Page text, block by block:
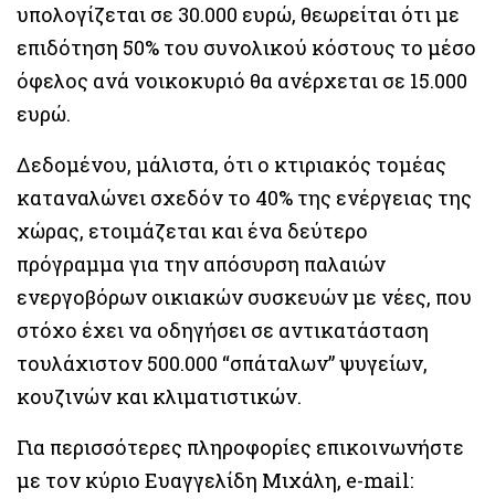
υπολογίζεται σε 30.000 ευρώ, θεωρείται ότι με
επιδότηση 50% του συνολικού κόστους το μέσο
όφελος ανά νοικοκυριό θα ανέρχεται σε 15.000
ευρώ.
Δεδομένου, μάλιστα, ότι ο κτιριακός τομέας
καταναλώνει σχεδόν το 40% της ενέργειας της
χώρας, ετοιμάζεται και ένα δεύτερο
πρόγραμμα για την απόσυρση παλαιών
ενεργοβόρων οικιακών συσκευών με νέες, που
στόχο έχει να οδηγήσει σε αντικατάσταση
τουλάχιστον 500.000 “σπάταλων” ψυγείων,
κουζινών και κλιματιστικών.
Για περισσότερες πληροφορίες επικοινωνήστε
με τον κύριο Ευαγγελίδη Μιχάλη, e-mail: